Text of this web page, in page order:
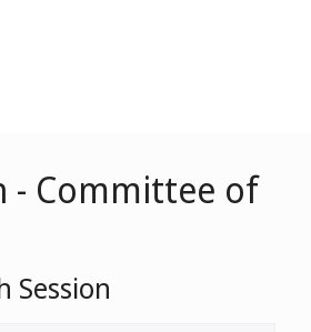
- Committee of
Session